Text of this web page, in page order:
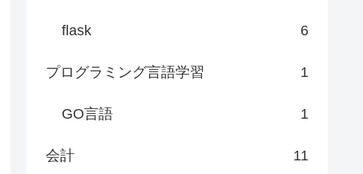
flask 6
プログラミング言語学習 1
GO言語 1
会計 11